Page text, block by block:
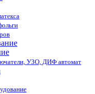
УЗО, ДИФ автомат